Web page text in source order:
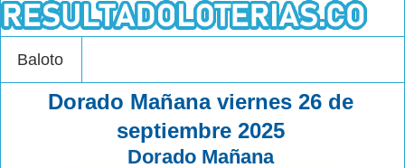
Baloto
Dorado Mañana viernes 26 de
septiembre 2025
Dorado Mañana